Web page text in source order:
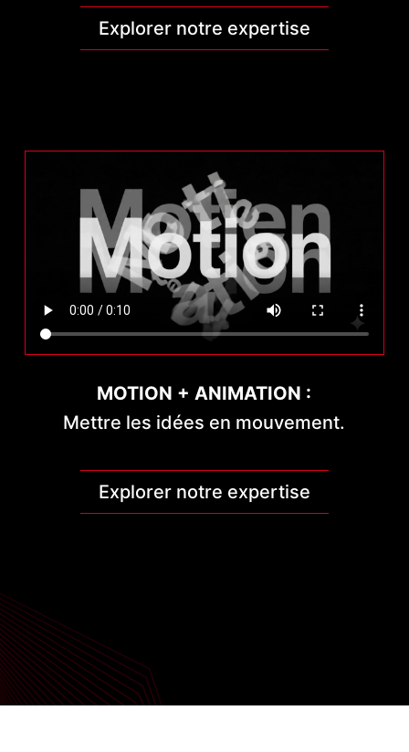
Explorer notre expertise
MOTION + ANIMATION :
Mettre les idées en mouvement.
Explorer notre expertise